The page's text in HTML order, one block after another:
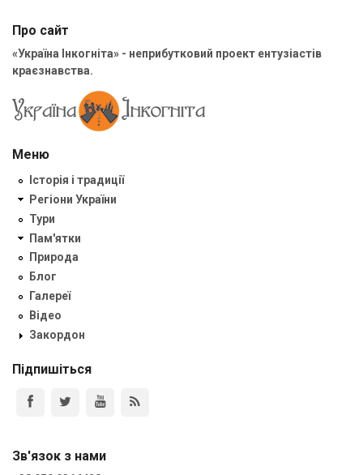
Про сайт
«Україна Інкогніта» - неприбутковий проект ентузіастів
краєзнавства.
Меню
Історія і традиції
Регіони України
Тури
Пам'ятки
Природа
Блог
Галереї
Відео
Закордон
Підпишіться
Зв'язок з нами